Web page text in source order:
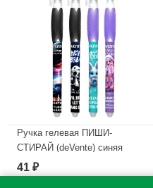
Ручка гелевая ПИШИ-
СТИРАЙ (deVente) синяя
ассорти 0,5мм арт.5051626
(Ст.)
41 ₽